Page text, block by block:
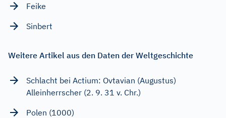
Feike
Sinbert
Weitere Artikel aus den Daten der Weltgeschichte
Schlacht bei Actium: Ovtavian (Augustus)
Alleinherrscher (2. 9. 31 v. Chr.)
Polen (1000)